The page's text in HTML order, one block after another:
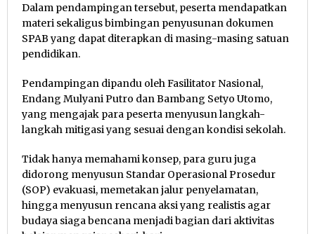
Dalam pendampingan tersebut, peserta mendapatkan
materi sekaligus bimbingan penyusunan dokumen
SPAB yang dapat diterapkan di masing-masing satuan
pendidikan.
Pendampingan dipandu oleh Fasilitator Nasional,
Endang Mulyani Putro dan Bambang Setyo Utomo,
yang mengajak para peserta menyusun langkah-
langkah mitigasi yang sesuai dengan kondisi sekolah.
Tidak hanya memahami konsep, para guru juga
didorong menyusun Standar Operasional Prosedur
(SOP) evakuasi, memetakan jalur penyelamatan,
hingga menyusun rencana aksi yang realistis agar
budaya siaga bencana menjadi bagian dari aktivitas